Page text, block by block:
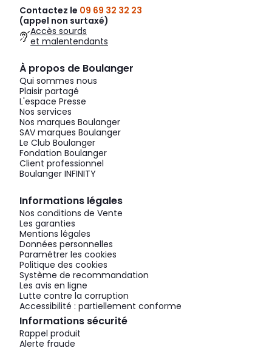
Contactez le 09 69 32 32 23
(appel non surtaxé)
Accès sourds
et malentendants
À propos de Boulanger
Qui sommes nous
Plaisir partagé
L'espace Presse
Nos services
Nos marques Boulanger
SAV marques Boulanger
Le Club Boulanger
Fondation Boulanger
Client professionnel
Boulanger INFINITY
Informations légales
Nos conditions de Vente
Les garanties
Mentions légales
Données personnelles
Paramétrer les cookies
Politique des cookies
Système de recommandation
Les avis en ligne
Lutte contre la corruption
Accessibilité : partiellement conforme
Informations sécurité
Rappel produit
Alerte fraude